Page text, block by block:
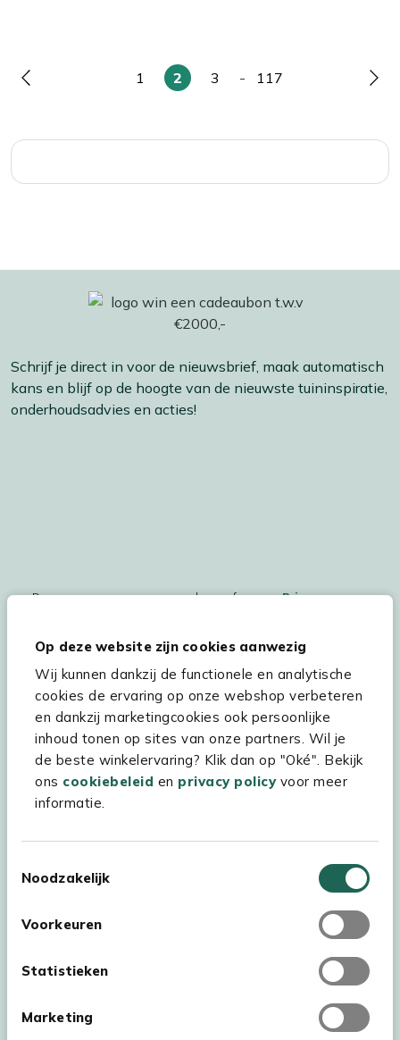
Op deze website zijn cookies aanwezig
Wij kunnen dankzij de functionele en analytische
cookies de ervaring op onze webshop verbeteren
en dankzij marketingcookies ook persoonlijke
inhoud tonen op sites van onze partners. Wil je
de beste winkelervaring? Klik dan op "Oké". Bekijk
ons cookiebeleid en privacy policyvoor meer
informatie.
Noodzakelijk
Voorkeuren
Statistieken
Marketing
Pagina Pagina
1
U
2
Pagina
3 -
Pagina
117
Schrijf je direct in voor de nieuwsbrief, maak automatisch
kans en blijf op de hoogte van de nieuwste tuininspiratie,
onderhoudsadvies en acties!
De persoonsgegegevens worden conform onsPrivacy
Hulp & service
Assortiment
Kees Smit Tuinmeubelen
Experience Stores XXL